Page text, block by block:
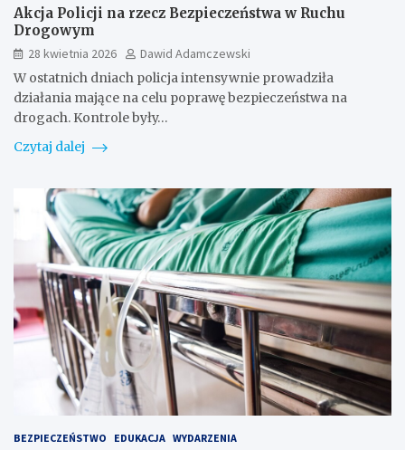
Akcja Policji na rzecz Bezpieczeństwa w Ruchu
Drogowym
28 kwietnia 2026
Dawid Adamczewski
W ostatnich dniach policja intensywnie prowadziła
działania mające na celu poprawę bezpieczeństwa na
drogach. Kontrole były…
Czytaj dalej
BEZPIECZEŃSTWO EDUKACJA WYDARZENIA